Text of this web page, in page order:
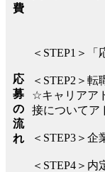
費
応
募
の
流
れ
＜STEP1＞
＜STEP2＞転
☆キャリアア
接についてア
＜STEP3＞企
＜STEP4＞内